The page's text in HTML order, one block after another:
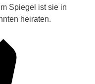
Spiegel ist sie in
heiraten.